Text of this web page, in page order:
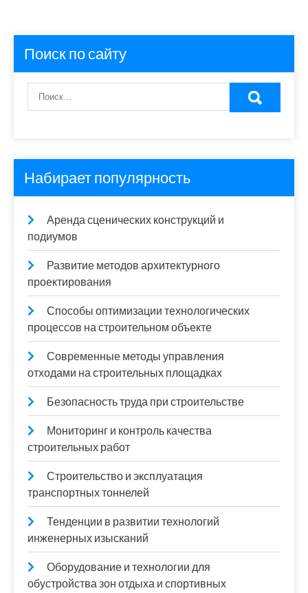
Поиск по сайту
Набирает популярность
Аренда сценических конструкций и
подиумов
Развитие методов архитектурного
проектирования
Способы оптимизации технологических
процессов на строительном объекте
Современные методы управления
отходами на строительных площадках
Безопасность труда при строительстве
Мониторинг и контроль качества
строительных работ
Строительство и эксплуатация
транспортных тоннелей
Тенденции в развитии технологий
инженерных изысканий
Оборудование и технологии для
обустройства зон отдыха и спортивных